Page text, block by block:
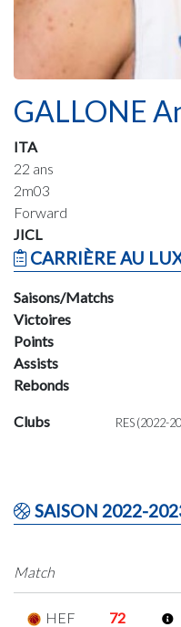
GALLONE
ITA
22 ans
2m03
Forward
JICL
CARRIÈRE AU
Saisons/Matchs
Victoires
Points
Assists
Rebonds
Clubs RES (2022-
SAISON 2022-
Match
HEF
72